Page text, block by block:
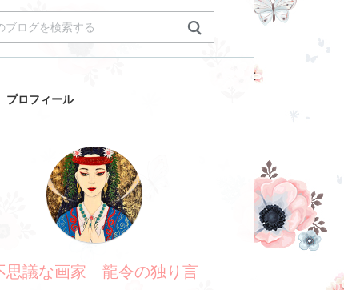
プロフィール
思議な画家 龍令の独り言